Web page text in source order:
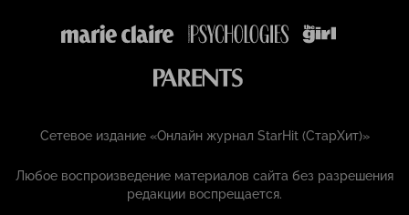
Сетевое издание «Онлайн журнал StarHit (СтарХит)»
Любое воспроизведение материалов сайта без разрешения
редакции воспрещается.